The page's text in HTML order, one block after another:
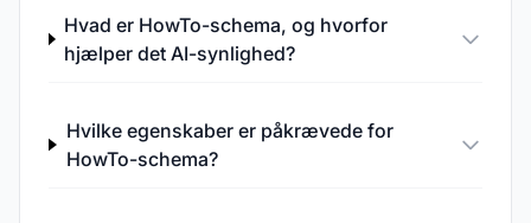
Hvad er HowTo-schema, og hvorfor
hjælper det AI-synlighed?
Hvilke egenskaber er påkrævede for
HowTo-schema?